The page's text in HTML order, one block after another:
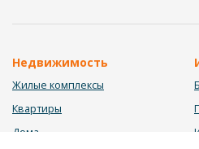
Недвижимость
Жилые комплексы
Квартиры
Дома